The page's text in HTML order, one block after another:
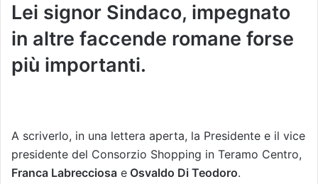
Lei signor Sindaco, impegnato
in altre faccende romane forse
più importanti.
A scriverlo, in una lettera aperta, la Presidente e il vice
presidente del Consorzio Shopping in Teramo Centro,
Franca Labrecciosa e Osvaldo Di Teodoro.